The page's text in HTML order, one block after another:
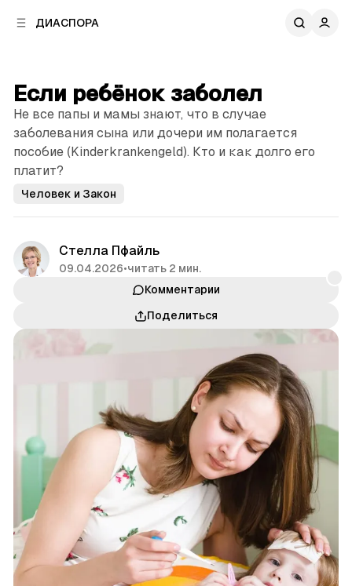
ДИАСПОРА
Если ребёнок заболел
Не все папы и мамы знают, что в случае
заболевания сына или дочери им полагается
пособие (Kinderkrankengeld). Кто и как долго его
платит?
Человек и Закон
Стелла Пфайль
09.04.2026•читать 2 мин.
Комментарии
Поделиться